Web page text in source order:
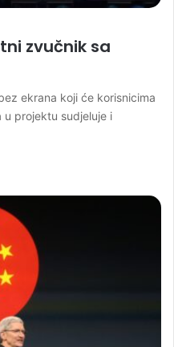
zvučnik sa
ekrana koji će korisnicima
u projektu sudjeluje i